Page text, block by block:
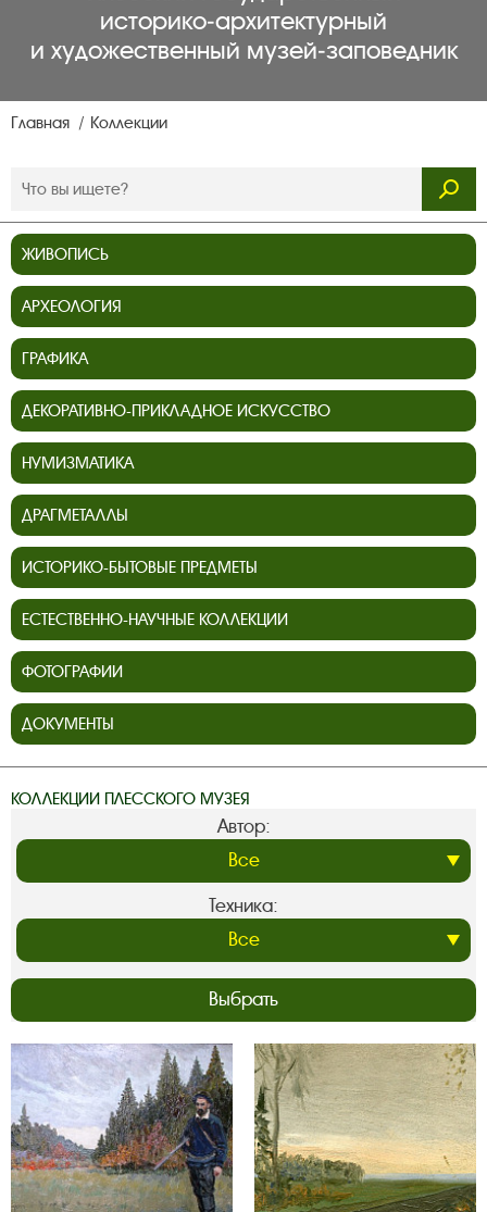
историко‑архитектурный
и художественный музей‑заповедник
Главная Коллекции
ЖИВОПИСЬ
АРХЕОЛОГИЯ
ГРАФИКА
ДЕКОРАТИВНО-ПРИКЛАДНОЕ ИСКУССТВО
НУМИЗМАТИКА
ДРАГМЕТАЛЛЫ
ИСТОРИКО-БЫТОВЫЕ ПРЕДМЕТЫ
ЕСТЕСТВЕННО-НАУЧНЫЕ КОЛЛЕКЦИИ
ФОТОГРАФИИ
ДОКУМЕНТЫ
КОЛЛЕКЦИИ ПЛЕССКОГО МУЗЕЯ
Автор:
Техника:
Выбрать